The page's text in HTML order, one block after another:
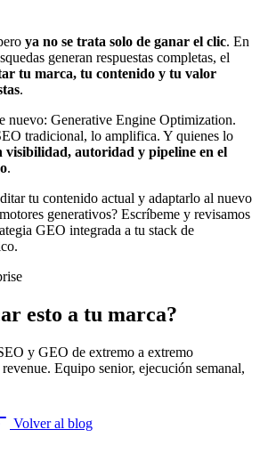
ya no se trata solo de ganar el clic. En
generan respuestas completas, el
tu marca, tu contenido y tu valor
.
nuevo: Generative Engine Optimization.
tradicional, lo amplifica. Y quienes lo
visibilidad, autoridad y pipeline en el
.
tu contenido actual y adaptarlo al nuevo
generativos? Escríbeme y revisamos
GEO integrada a tu stack de
esto a tu marca?
y GEO de extremo a extremo
Equipo senior, ejecución semanal,
Volver al blog